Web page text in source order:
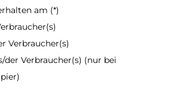
am (*)
Verbraucher(s)
der Verbraucher(s) (nur bei